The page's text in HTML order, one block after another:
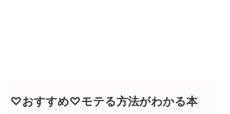
♡おすすめ♡モテる方法がわかる本